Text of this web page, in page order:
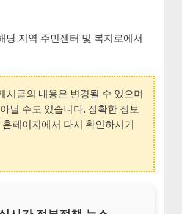
당 지역 주민센터 및 복지로에서
시글의 내용은 변경될 수 있으며
닐 수도 있습니다. 정확한 정보
페이지에서 다시 확인하시기